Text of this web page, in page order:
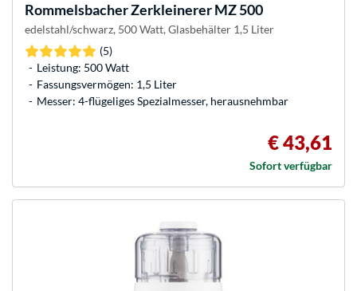
RommelsbacherZerkleinerer MZ 500
edelstahl/schwarz, 500 Watt, Glasbehälter 1,5 Liter
(5)
Leistung: 500 Watt
Fassungsvermögen: 1,5 Liter
Messer: 4-flügeliges Spezialmesser, herausnehmbar
€ 43,61
Sofort verfügbar